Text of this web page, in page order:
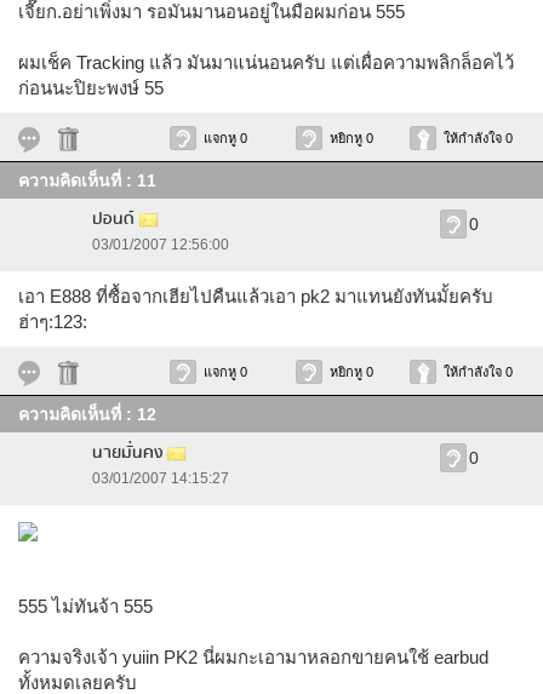
เจี๊ยก.อย่าเพิ่งมา รอมันมานอนอยู่ในมือผมก่อน 555
ผมเช็ค Tracking แล้ว มันมาแน่นอนครับ แต่เผื่อความพลิกล็อคไว้
ก่อนนะปิยะพงษ์ 55
แจกหู 0 หยิกหู 0 ให้กำลังใจ 0
ความคิดเห็นที่ : 11
ปอนด์
03/01/2007 12:56:00
0
เอา E888 ที่ซื้อจากเฮียไปคืนแล้วเอา pk2 มาแทนยังทันมั้ยครับ
ฮ่าๆ:123:
แจกหู 0 หยิกหู 0 ให้กำลังใจ 0
ความคิดเห็นที่ : 12
นายมั่นคง
03/01/2007 14:15:27
0
555 ไม่ทันจ้า 555
ความจริงเจ้า yuiin PK2 นี่ผมกะเอามาหลอกขายคนใช้ earbud
ทั้งหมดเลยครับ